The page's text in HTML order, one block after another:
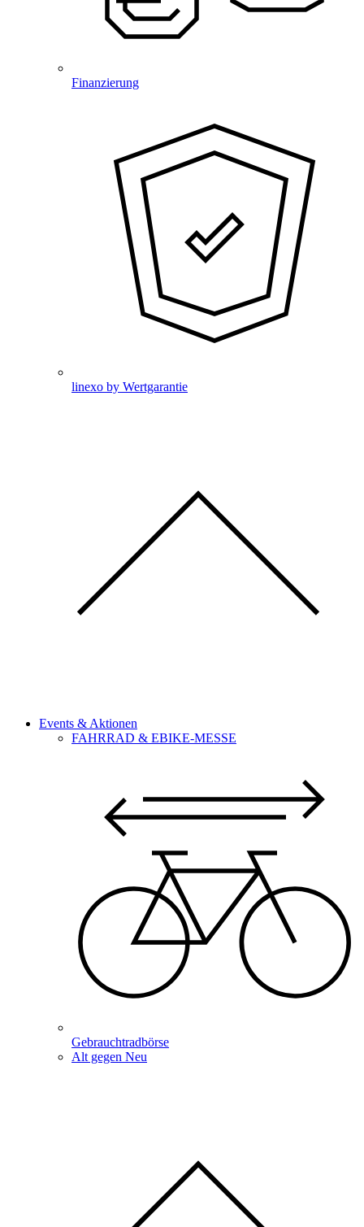
Finanzierung
linexo by Wertgarantie
Events & Aktionen
FAHRRAD & EBIKE-MESSE
Gebrauchtradbörse
Alt gegen Neu